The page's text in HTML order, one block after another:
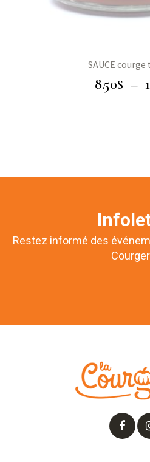
SAUCE
8.50$ –
Restez informé des